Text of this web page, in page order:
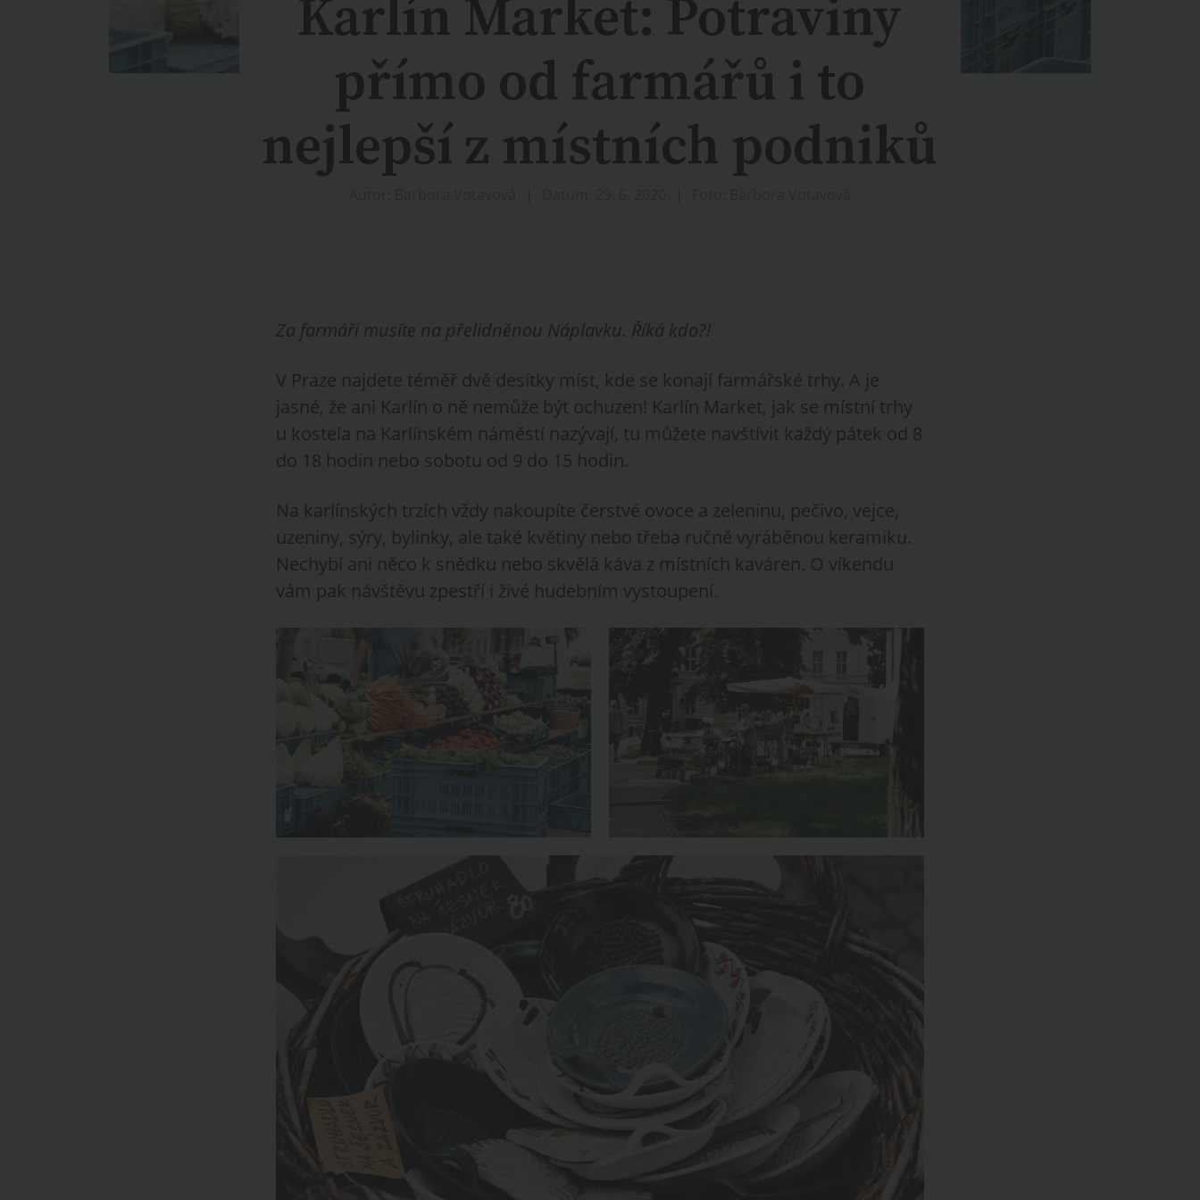
Karlín Market: Potraviny
přímo od farmářů i to
nejlepší z místních podniků
Za farmáři musíte na přelidněnou Náplavku. Říká kdo?!
V Praze najdete téměř dvě desítky míst, kde se konají farmářské trhy. A je
jasné, že ani Karlín o ně nemůže být ochuzen! Karlín Market, jak se místní trhy
u kostela na Karlínském náměstí nazývají, tu můžete navštívit každý pátek od 8
do 18 hodin nebo sobotu od 9 do 15 hodin.
Na karlínských trzích vždy nakoupíte čerstvé ovoce a zeleninu, pečivo, vejce,
uzeniny, sýry, bylinky, ale také květiny nebo třeba ručně vyráběnou keramiku.
Nechybí ani něco k snědku nebo skvělá káva z místních kaváren. O víkendu
vám pak návštěvu zpestří i živé hudebním vystoupení.